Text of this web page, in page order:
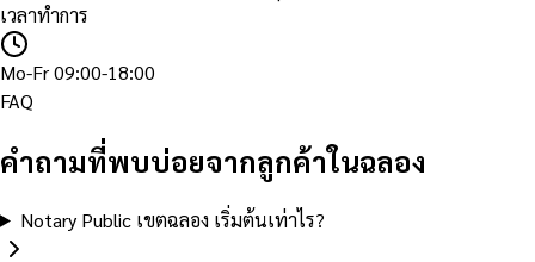
เวลาทำการ
Mo-Fr 09:00-18:00
FAQ
คำถามที่พบบ่อยจากลูกค้าในฉลอง
Notary Public เขตฉลอง เริ่มต้นเท่าไร?